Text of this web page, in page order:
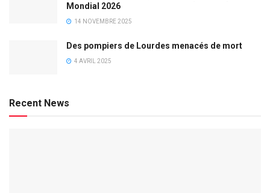
Mondial 2026
14 NOVEMBRE 2025
Des pompiers de Lourdes menacés de mort
4 AVRIL 2025
Recent News